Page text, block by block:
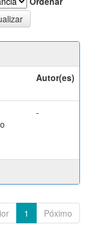
Autor(es)
-
1 Póximo